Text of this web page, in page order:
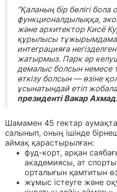
“Қаланың бір бөлігі бола
функционалдылыққа,
және архитектор Кисё
құрылысы
интеграцияға
жатырмыз. Парк әр
демалыс болсын немесе
өткізу болсын — өзіне
ұсынатындай етіп
президенті Вакар Ахмад.
Шамамен 45 гектар
салынып, оның ішінде
аймақ қарастырылған:
фуд-корт, арқан
академиясы, ат
орталығын қамтитын
жұмыс істеуге және